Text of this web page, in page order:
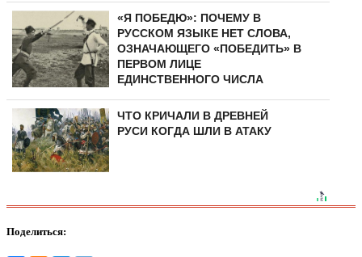
«Я ПОБЕДЮ»: ПОЧЕМУ В
РУССКОМ ЯЗЫКЕ НЕТ СЛОВА,
ОЗНАЧАЮЩЕГО «ПОБЕДИТЬ» В
ПЕРВОМ ЛИЦЕ
ЕДИНСТВЕННОГО ЧИСЛА
ЧТО КРИЧАЛИ В ДРЕВНЕЙ
РУСИ КОГДА ШЛИ В АТАКУ
Поделиться: